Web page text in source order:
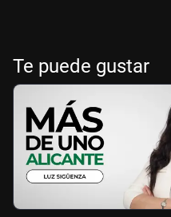
Te puede gustar